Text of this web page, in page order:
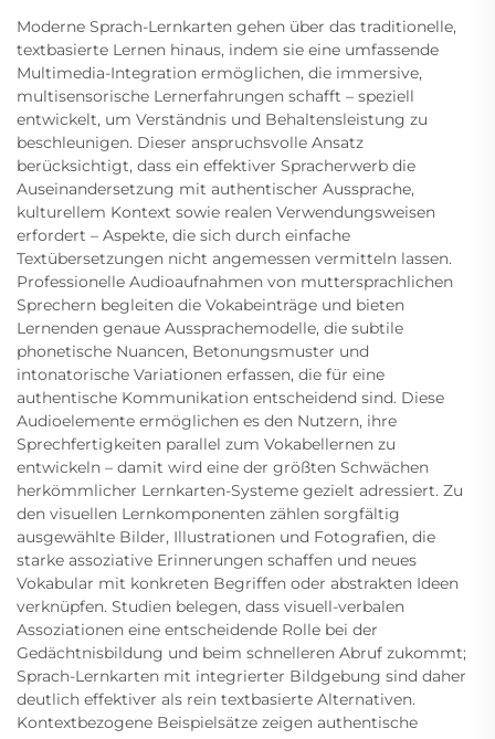
Moderne Sprach-Lernkarten gehen über das traditionelle,
textbasierte Lernen hinaus, indem sie eine umfassende
Multimedia-Integration ermöglichen, die immersive,
multisensorische Lernerfahrungen schafft – speziell
entwickelt, um Verständnis und Behaltensleistung zu
beschleunigen. Dieser anspruchsvolle Ansatz
berücksichtigt, dass ein effektiver Spracherwerb die
Auseinandersetzung mit authentischer Aussprache,
kulturellem Kontext sowie realen Verwendungsweisen
erfordert – Aspekte, die sich durch einfache
Textübersetzungen nicht angemessen vermitteln lassen.
Professionelle Audioaufnahmen von muttersprachlichen
Sprechern begleiten die Vokabeinträge und bieten
Lernenden genaue Aussprachemodelle, die subtile
phonetische Nuancen, Betonungsmuster und
intonatorische Variationen erfassen, die für eine
authentische Kommunikation entscheidend sind. Diese
Audioelemente ermöglichen es den Nutzern, ihre
Sprechfertigkeiten parallel zum Vokabellernen zu
entwickeln – damit wird eine der größten Schwächen
herkömmlicher Lernkarten-Systeme gezielt adressiert. Zu
den visuellen Lernkomponenten zählen sorgfältig
ausgewählte Bilder, Illustrationen und Fotografien, die
starke assoziative Erinnerungen schaffen und neues
Vokabular mit konkreten Begriffen oder abstrakten Ideen
verknüpfen. Studien belegen, dass visuell-verbalen
Assoziationen eine entscheidende Rolle bei der
Gedächtnisbildung und beim schnelleren Abruf zukommt;
Sprach-Lernkarten mit integrierter Bildgebung sind daher
deutlich effektiver als rein textbasierte Alternativen.
Kontextbezogene Beispielsätze zeigen authentische